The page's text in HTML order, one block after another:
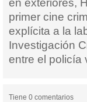
en exteriores,
primer cine
explícita a la
Investigación
entre el policía
Tiene 0 comentarios